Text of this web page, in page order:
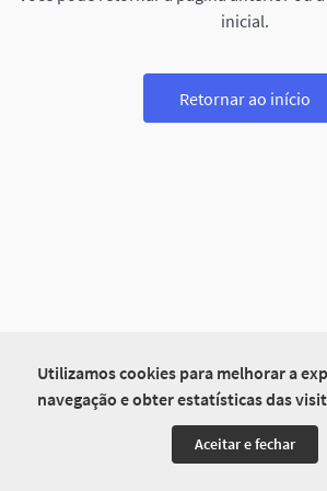
Utilizamos cookies para melhorar a
navegação e obter estatísticas das
Aceitar e fechar
inicial.
Retornar ao início